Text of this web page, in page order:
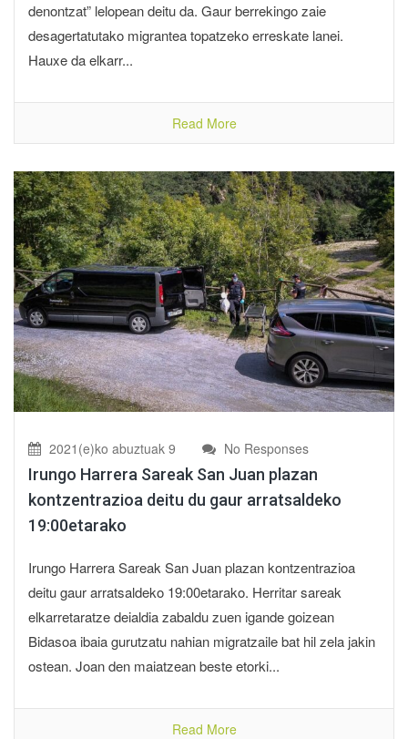
denontzat” lelopean deitu da. Gaur berrekingo zaie
desagertatutako migrantea topatzeko erreskate lanei.
Hauxe da elkarr...
Read More
2021(e)ko abuztuak 9 No Responses
Irungo Harrera Sareak San Juan plazan
kontzentrazioa deitu du gaur arratsaldeko
19:00etarako
Irungo Harrera Sareak San Juan plazan kontzentrazioa
deitu gaur arratsaldeko 19:00etarako. Herritar sareak
elkarretaratze deialdia zabaldu zuen igande goizean
Bidasoa ibaia gurutzatu nahian migratzaile bat hil zela jakin
ostean. Joan den maiatzean beste etorki...
Read More